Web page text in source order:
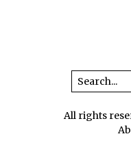
All rights